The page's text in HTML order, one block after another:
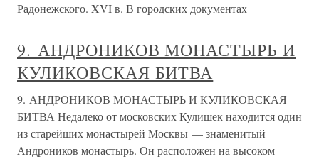
Радонежского. XVI в. В городских документах
9. АНДРОНИКОВ МОНАСТЫРЬ И
КУЛИКОВСКАЯ БИТВА
9. АНДРОНИКОВ МОНАСТЫРЬ И КУЛИКОВСКАЯ
БИТВА Недалеко от московских Кулишек находится один
из старейших монастырей Москвы — знаменитый
Андроников монастырь. Он расположен на высоком